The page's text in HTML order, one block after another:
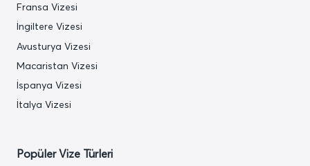
Fransa Vizesi
İngiltere Vizesi
Avusturya Vizesi
Macaristan Vizesi
İspanya Vizesi
İtalya Vizesi
Popüler Vize Türleri